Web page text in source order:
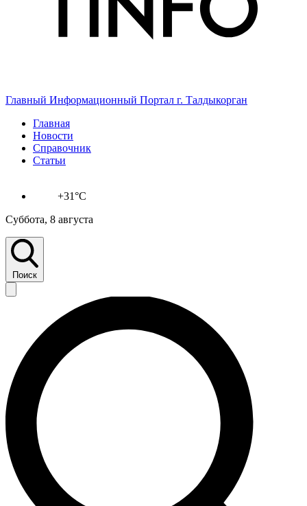
Главный Информационный Портал г. Талдыкорган
Главная
Новости
Справочник
Статьи
+31°C
Суббота, 8 августа
Поиск